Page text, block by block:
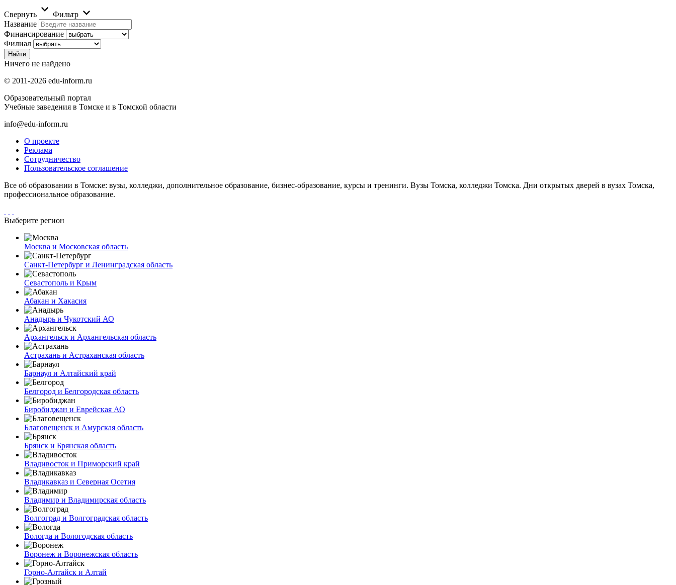
Свернуть
Фильтр
Название
Финансирование
Филиал
Ничего не найдено
© 2011-2026 edu-inform.ru
Образовательный портал
Учебные заведения в Томске и в Томской области
info@edu-inform.ru
О проекте
Реклама
Сотрудничество
Пользовательское соглашение
Все об образовании в Томске: вузы, колледжи, дополнительное образование, бизнес-образование, курсы и тренинги. Вузы Томска, колледжи Томска. Дни открытых дверей в вузах Томска,
профессиональное образование.
Выберите регион
Москва и Московская область
Санкт-Петербург и Ленинградская область
Севастополь и Крым
Абакан и Хакасия
Анадырь и Чукотский АО
Архангельск и Архангельская область
Астрахань и Астраханская область
Барнаул и Алтайский край
Белгород и Белгородская область
Биробиджан и Еврейская АО
Благовещенск и Амурская область
Брянск и Брянская область
Владивосток и Приморский край
Владикавказ и Северная Осетия
Владимир и Владимирская область
Волгоград и Волгоградская область
Вологда и Вологодская область
Воронеж и Воронежская область
Горно-Алтайск и Алтай